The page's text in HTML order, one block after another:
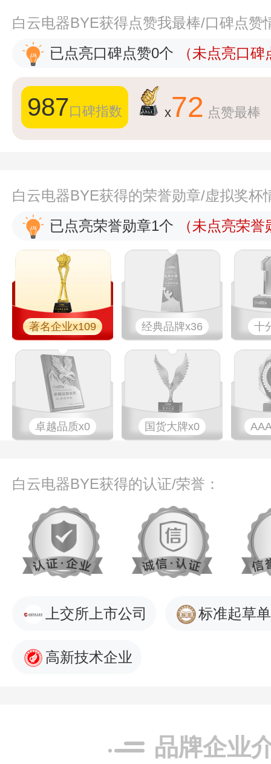
白云电器BYE获得点赞我最棒/口碑点赞
已点亮口碑点赞0个
（未点亮口
987口碑指数 x72 点赞最棒
白云电器BYE获得的荣誉勋章/虚拟奖杯
已点亮荣誉勋章1个
（未点亮荣
著名企业x109 经典品牌x36 十
卓越品质x0 国货大牌x0
白云电器BYE获得的认证/荣誉：
上交所上市公司 标准起草
高新技术企业
品牌企业